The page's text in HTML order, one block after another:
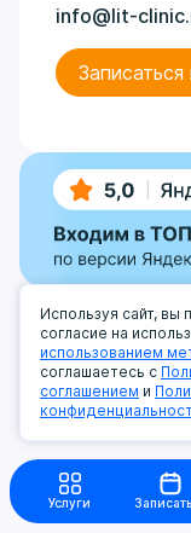
info@lit-
Услуги
Используя сайт, вы
согласие на
использованием
соглашаетесь с
соглашением и